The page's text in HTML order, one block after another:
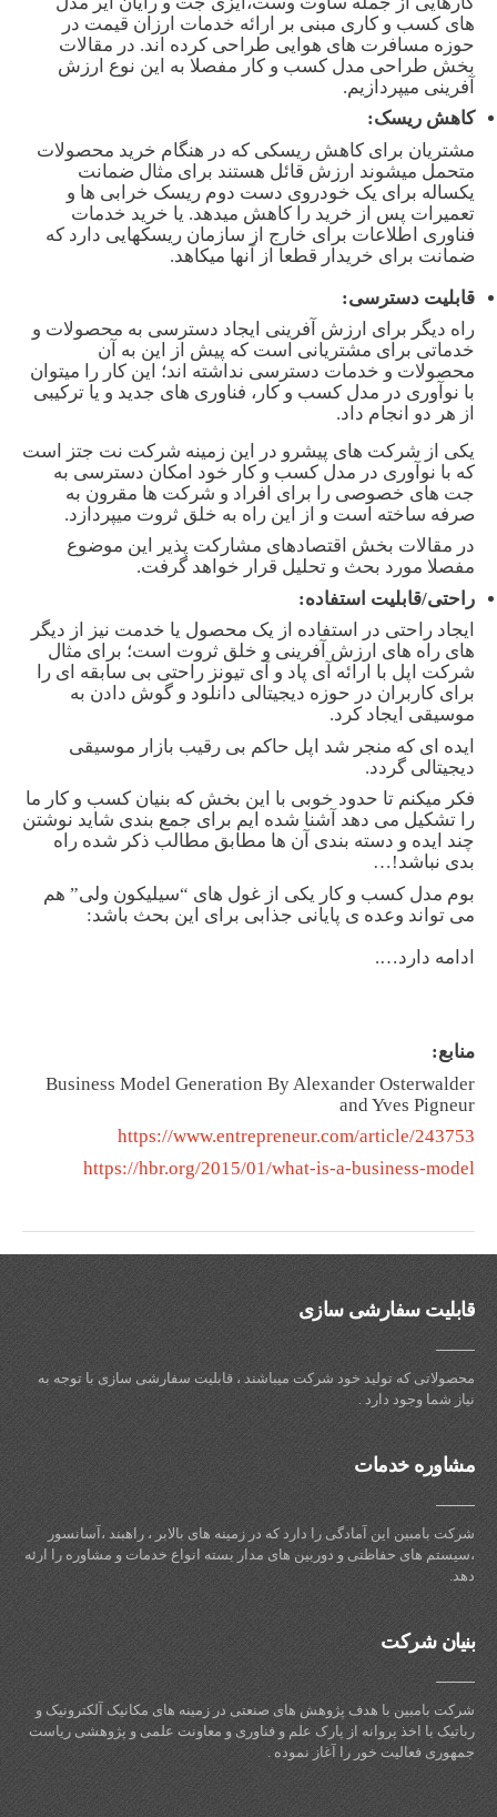
های کسب و کاری مبنی بر ارائه خدمات ارزان قیمت در
حوزه مسافرت های هوایی طراحی کرده اند. در مقالات
بخش طراحی مدل کسب و کار مفصلا به این نوع ارزش
آفرینی میپردازیم.
کاهش ریسک:
مشتریان برای کاهش ریسکی که در هنگام خرید محصولات
متحمل میشوند ارزش قائل هستند برای مثال ضمانت
یکساله برای یک خودروی دست دوم ریسک خرابی ها و
تعمیرات پس از خرید را کاهش میدهد. یا خرید خدمات
فناوری اطلاعات برای خارج از سازمان ریسکهایی دارد که
ضمانت برای خریدار قطعا از آنها میکاهد.
قابلیت دسترسی:
راه دیگر برای ارزش آفرینی ایجاد دسترسی به محصولات و
خدماتی برای مشتریانی است که پیش از این به آن
محصولات و خدمات دسترسی نداشته اند؛ این کار را میتوان
با نوآوری در مدل کسب و کار، فناوری های جدید و یا ترکیبی
از هر دو انجام داد.
یکی از شرکت های پیشرو در این زمینه شرکت نت جتز است
که با نوآوری در مدل کسب و کار خود امکان دسترسی به
جت های خصوصی را برای افراد و شرکت ها مقرون به
صرفه ساخته است و از این راه به خلق ثروت میپردازد.
در مقالات بخش اقتصادهای مشارکت پذیر این موضوع
مفصلا مورد بحث و تحلیل قرار خواهد گرفت.
راحتی/قابلیت استفاده:
ایجاد راحتی در استفاده از یک محصول یا خدمت نیز از دیگر
های راه های ارزش آفرینی و خلق ثروت است؛ برای مثال
شرکت اپل با ارائه آی پاد و آی تیونز راحتی بی سابقه ای را
برای کاربران در حوزه دیجیتالی دانلود و گوش دادن به
موسیقی ایجاد کرد.
ایده ای که منجر شد اپل حاکم بی رقیب بازار موسیقی
دیجیتالی گردد.
فکر میکنم تا حدود خوبی با این بخش که بنیان کسب و کار ما
را تشکیل می دهد آشنا شده ایم برای جمع بندی شاید نوشتن
چند ایده و دسته بندی آن ها مطابق مطالب ذکر شده راه
بدی نباشد!…
بوم مدل کسب و کار یکی از غول های “سیلیکون ولی” هم
می تواند وعده ی پایانی جذابی برای این بحث باشد:
ادامه دارد….
منابع:
Business Model Generation By Alexander Osterwalder
and Yves Pigneur
https://www.entrepreneur.com/article/243753
https://hbr.org/2015/01/what-is-a-business-model
قابلیت سفارشی سازی
محصولاتی که تولید خود شرکت میباشند ، قابلیت سفارشی سازی با توجه به
نیاز شما وجود دارد .
مشاوره خدمات
شرکت بامبین این آمادگی را دارد که در زمینه های بالابر ، راهبند ،آسانسور
،سیستم های حفاظتی و دوربین های مدار بسته انواع خدمات و مشاوره را ارئه
دهد.
بنیان شرکت
شرکت بامبین با هدف پژوهش های صنعتی در زمینه های مکانیک آلکترونیک و
رباتیک با اخذ پروانه از پارک علم و فناوری و معاونت علمی و پژوهشی ریاست
جمهوری فعالیت خور را آغاز نموده .